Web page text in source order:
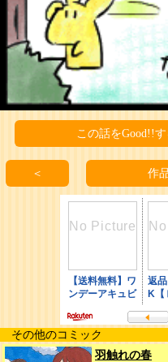
この話をGood!!す
＜ 作
その他のコミック
羽触れの春